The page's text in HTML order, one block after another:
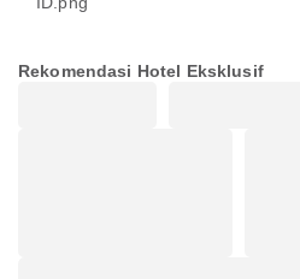
Rekomendasi Hotel Eksklusif